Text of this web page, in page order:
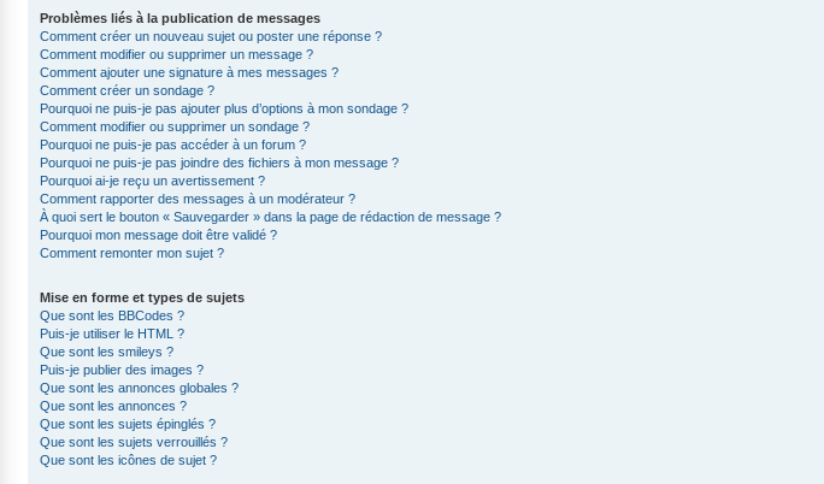
Problèmes liés à la publication de messages
Comment créer un nouveau sujet ou poster une réponse ?
Comment modifier ou supprimer un message ?
Comment ajouter une signature à mes messages ?
Comment créer un sondage ?
Pourquoi ne puis-je pas ajouter plus d’options à mon sondage ?
Comment modifier ou supprimer un sondage ?
Pourquoi ne puis-je pas accéder à un forum ?
Pourquoi ne puis-je pas joindre des fichiers à mon message ?
Pourquoi ai-je reçu un avertissement ?
Comment rapporter des messages à un modérateur ?
À quoi sert le bouton « Sauvegarder » dans la page de rédaction de message ?
Pourquoi mon message doit être validé ?
Comment remonter mon sujet ?
Mise en forme et types de sujets
Que sont les BBCodes ?
Puis-je utiliser le HTML ?
Que sont les smileys ?
Puis-je publier des images ?
Que sont les annonces globales ?
Que sont les annonces ?
Que sont les sujets épinglés ?
Que sont les sujets verrouillés ?
Que sont les icônes de sujet ?